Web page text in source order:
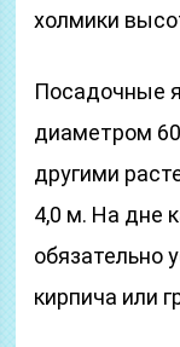
холмики
Посадочные
диаметром
другими
4,0 м. На дне
обязательно
кирпича или